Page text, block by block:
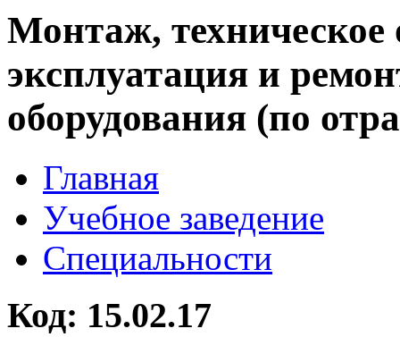
Монтаж, техническое
эксплуатация и
оборудования (по
Главная
Учебное заведение
Специальности
Код: 15.02.17